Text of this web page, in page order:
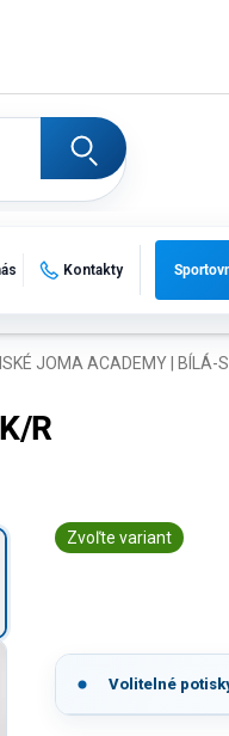
Kontakty
JOMA ACADEMY | BÍLÁ-
R
Zvoľte variant
Volitelné